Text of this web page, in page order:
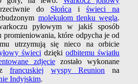
do Słońca iświeci na
molekułom tlenku węgla.
pyłowym w jakiś sposób
promieniowania, które odpycha je od
utrzymują się nieco na orbicie
świeci dziękiodbitemu światłu
zdjęciezostało wykonane
francuskiej wyspy Reunion na
Indyjskim.